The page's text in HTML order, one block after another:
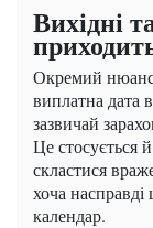
Вихідні
Окремий нюанс
виплатна дата
зазвичай
Це стосується
скластися
хоча
календар.